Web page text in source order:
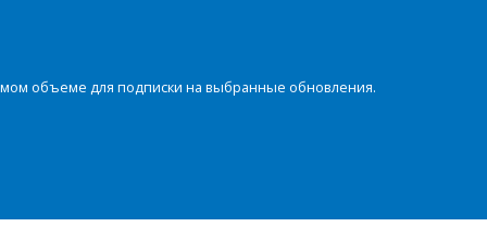
объеме для подписки на выбранные обновления.